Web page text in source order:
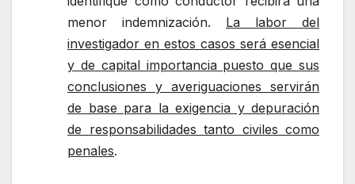
menor indemnización. La labor del
investigador en estos casos será esencial
y de capital importancia puesto que sus
conclusiones y averiguaciones servirán
de base para la exigencia y depuración
de responsabilidades tanto civiles como
penales.